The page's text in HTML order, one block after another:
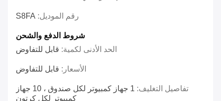
رقم الموديل: S8FA
شروط الدفع والشحن
الحد الأدنى لكمية: قابل للتفاوض
الأسعار: قابل للتفاوض
تفاصيل التغليف:
1 جهاز كمبيوتر لكل صندوق ، 10 جهاز
كمبيوتر لكل كرتون